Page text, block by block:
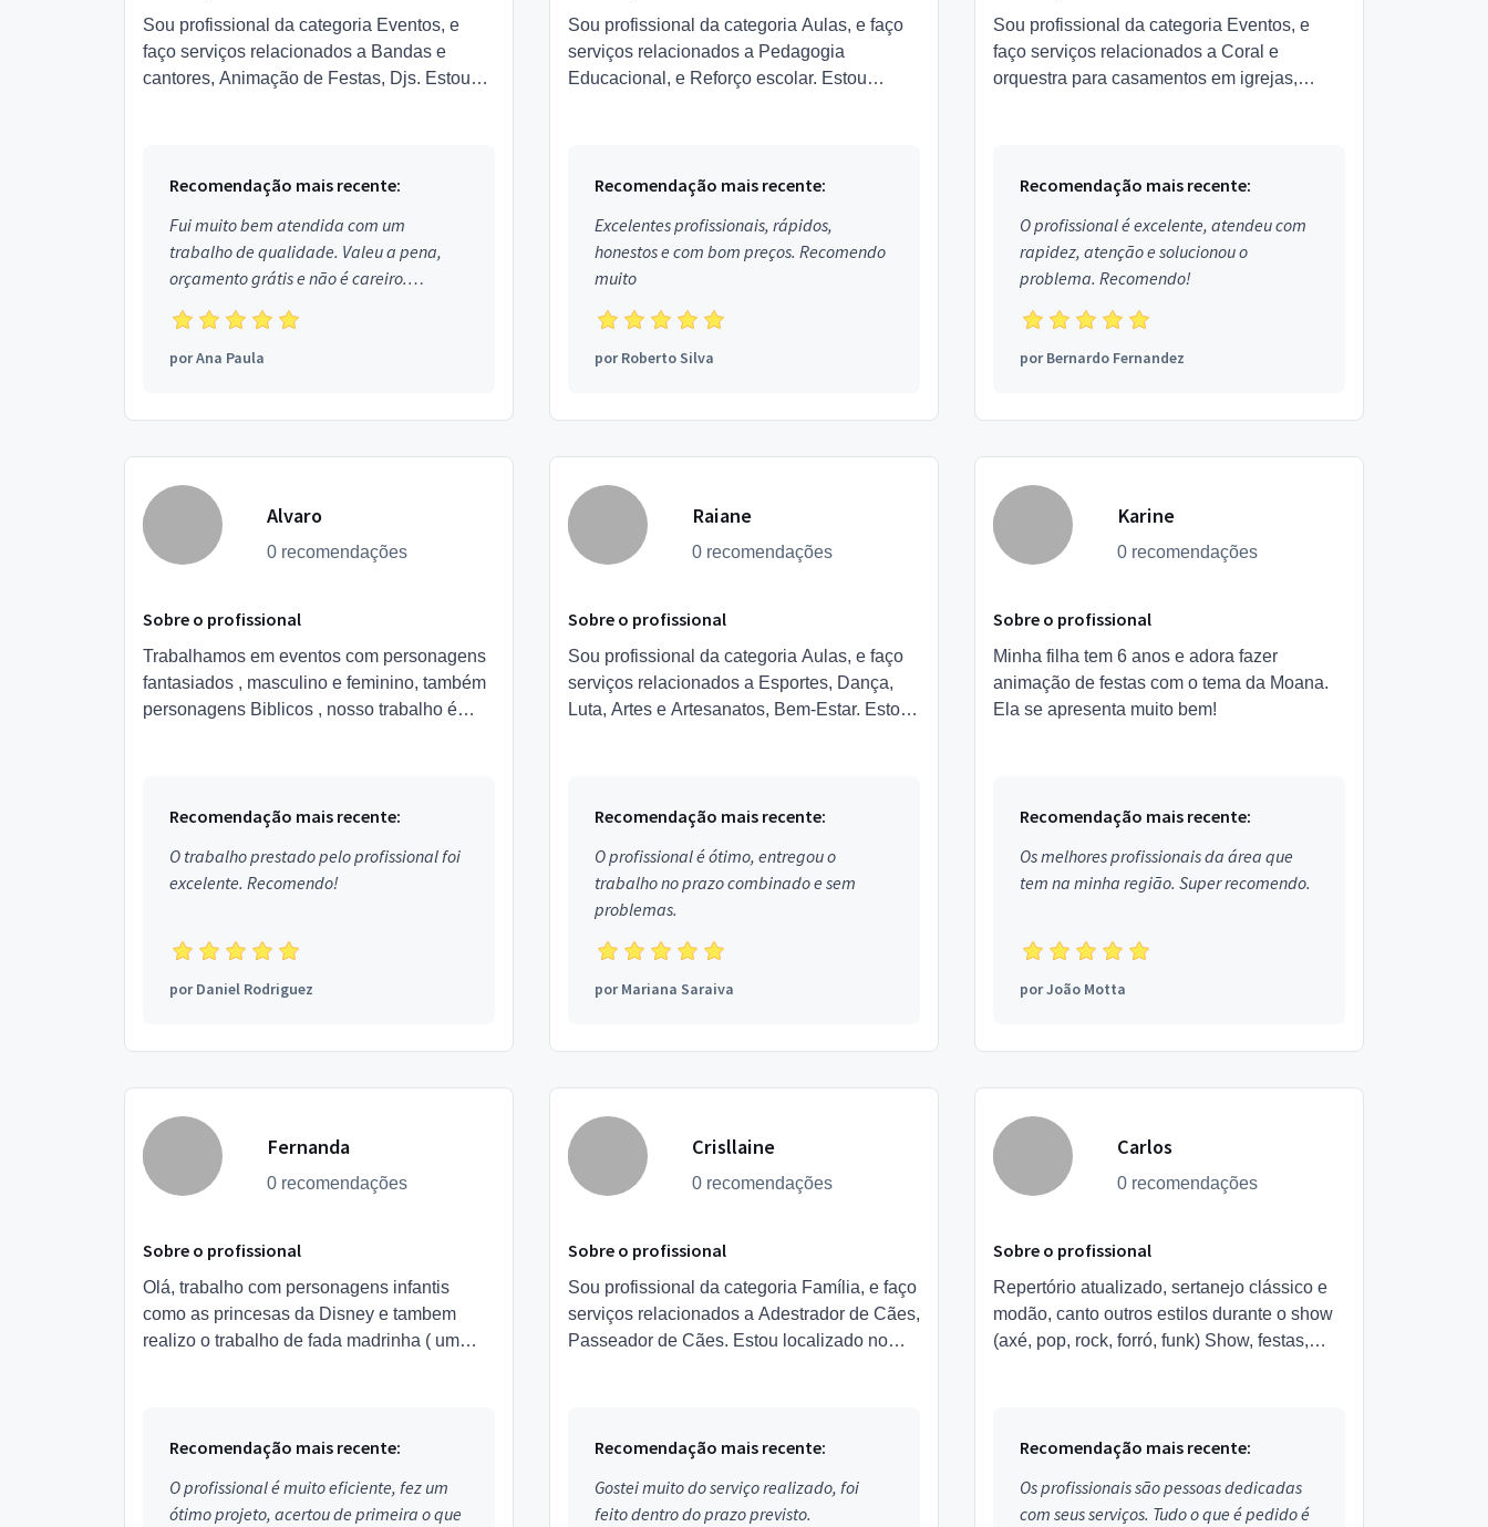
Sou profissional da categoria Eventos, e
faço serviços relacionados a Bandas e
cantores, Animação de Festas, Djs. Estou
Recomendação mais recente:
Fui muito bem atendida com um
trabalho de qualidade. Valeu a pena,
orçamento grátis e não é careiro.
Obrigada!
porAna Paula
Sou profissional da categoria Aulas, e faço
serviços relacionados a Pedagogia
Educacional, e Reforço escolar. Estou
Recomendação mais recente:
Excelentes profissionais, rápidos,
honestos e com bom preços. Recomendo
muito
porRoberto Silva
Sou profissional da categoria Eventos, e
faço serviços relacionados a Coral e
orquestra para casamentos em igrejas,
Recomendação mais recente:
O profissional é excelente, atendeu com
rapidez, atenção e solucionou o
problema. Recomendo!
porBernardo Fernandez
Alvaro
0 recomendações
Sobre o profissional
Trabalhamos em eventos com personagens
fantasiados , masculino e feminino, também
personagens Biblicos , nosso trabalho é
Recomendação mais recente:
O trabalho prestado pelo profissional foi
excelente. Recomendo!
porDaniel Rodriguez
Raiane
0 recomendações
Sobre o profissional
Sou profissional da categoria Aulas, e faço
serviços relacionados a Esportes, Dança,
Luta, Artes e Artesanatos, Bem-Estar. Estou
Recomendação mais recente:
O profissional é ótimo, entregou o
trabalho no prazo combinado e sem
problemas.
porMariana Saraiva
Karine
0 recomendações
Sobre o profissional
Minha filha tem 6 anos e adora fazer
animação de festas com o tema da Moana.
Ela se apresenta muito bem!
Recomendação mais recente:
Os melhores profissionais da área que
tem na minha região. Super recomendo.
porJoão Motta
Fernanda
0 recomendações
Sobre o profissional
Olá, trabalho com personagens infantis
como as princesas da Disney e tambem
realizo o trabalho de fada madrinha ( um
Recomendação mais recente:
O profissional é muito eficiente, fez um
ótimo projeto, acertou de primeira o que
Crisllaine
0 recomendações
Sobre o profissional
Sou profissional da categoria Família, e faço
serviços relacionados a Adestrador de Cães,
Passeador de Cães. Estou localizado no
Recomendação mais recente:
Gostei muito do serviço realizado, foi
feito dentro do prazo previsto.
Carlos
0 recomendações
Sobre o profissional
Repertório atualizado, sertanejo clássico e
modão, canto outros estilos durante o show
(axé, pop, rock, forró, funk) Show, festas,
Recomendação mais recente:
Os profissionais são pessoas dedicadas
com seus serviços. Tudo o que é pedido é